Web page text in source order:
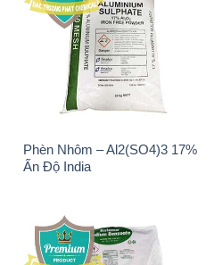
Phèn Nhôm – Al2(SO4)3 17%
Ấn Độ India